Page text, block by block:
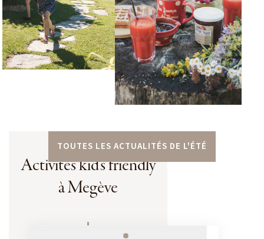
Activités kid's friendly
à Megève
TOUTES LES ACTUALITÉS DE L'ÉTÉ